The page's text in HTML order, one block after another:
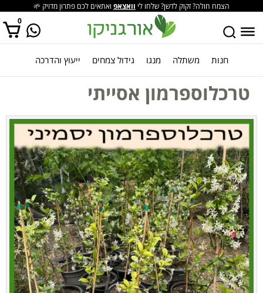
הצמח חולה? זקוק לדשן? שלחו לי וואצאפ ואתאים לכם פתרון מדויק 🌱
0
אין מוצרים בסל הקניות. חנות משתלה מנגו גידול צמחים ייעוץ והדרכה
טרכלוספרמון אסייתי